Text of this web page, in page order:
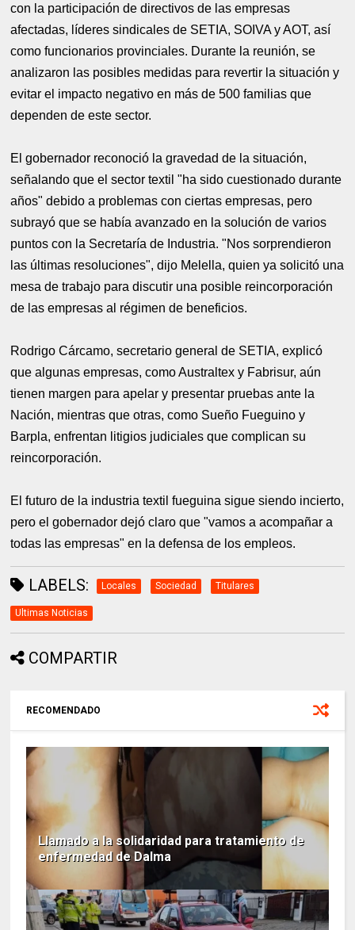
con la participación de directivos de las empresas
afectadas, líderes sindicales de SETIA, SOIVA y AOT, así
como funcionarios provinciales. Durante la reunión, se
analizaron las posibles medidas para revertir la situación y
evitar el impacto negativo en más de 500 familias que
dependen de este sector.
El gobernador reconoció la gravedad de la situación,
señalando que el sector textil "ha sido cuestionado durante
años" debido a problemas con ciertas empresas, pero
subrayó que se había avanzado en la solución de varios
puntos con la Secretaría de Industria. "Nos sorprendieron
las últimas resoluciones", dijo Melella, quien ya solicitó una
mesa de trabajo para discutir una posible reincorporación
de las empresas al régimen de beneficios.
Rodrigo Cárcamo, secretario general de SETIA, explicó
que algunas empresas, como Australtex y Fabrisur, aún
tienen margen para apelar y presentar pruebas ante la
Nación, mientras que otras, como Sueño Fueguino y
Barpla, enfrentan litigios judiciales que complican su
reincorporación.
El futuro de la industria textil fueguina sigue siendo incierto,
pero el gobernador dejó claro que "vamos a acompañar a
todas las empresas" en la defensa de los empleos.
LABELS: Locales Sociedad Titulares
Ultimas Noticias
COMPARTIR
RECOMENDADO
Llamado a la solidaridad para tratamiento de
enfermedad de Dalma